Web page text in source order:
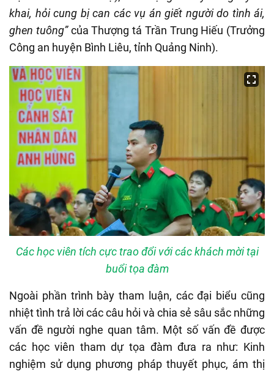
khai, hỏi cung bị can các vụ án giết người do tình ái,
ghen tuông”của Thượng tá Trần Trung Hiếu (Trưởng
Công an huyện Bình Liêu, tỉnh Quảng Ninh).
Các học viên tích cực trao đổi với các khách mời tại
buổi tọa đàm
Ngoài phần trình bày tham luận, các đại biểu cũng
nhiệt tình trả lời các câu hỏi và chia sẻ sâu sắc những
vấn đề người nghe quan tâm. Một số vấn đề được
các học viên tham dự tọa đàm đưa ra như: Kinh
nghiệm sử dụng phương pháp thuyết phục, ám thị